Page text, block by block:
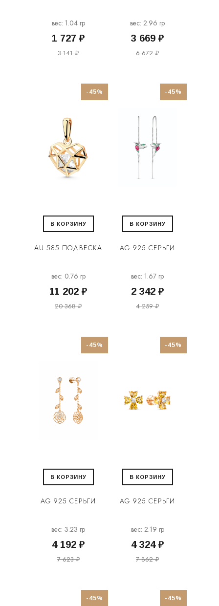
вес: 1.04 гр
1 727 ₽
3 141 ₽
вес: 2.96 гр
3 669 ₽
6 672 ₽
-45%
В КОРЗИНУ
AU 585 ПОДВЕСКА
вес: 0.76 гр
11 202 ₽
20 368 ₽
-45%
В КОРЗИНУ
AG 925 СЕРЬГИ
вес: 1.67 гр
2 342 ₽
4 259 ₽
-45%
В КОРЗИНУ
AG 925 СЕРЬГИ
вес: 3.23 гр
4 192 ₽
7 623 ₽
-45%
В КОРЗИНУ
AG 925 СЕРЬГИ
вес: 2.19 гр
4 324 ₽
7 862 ₽
-45% -45%